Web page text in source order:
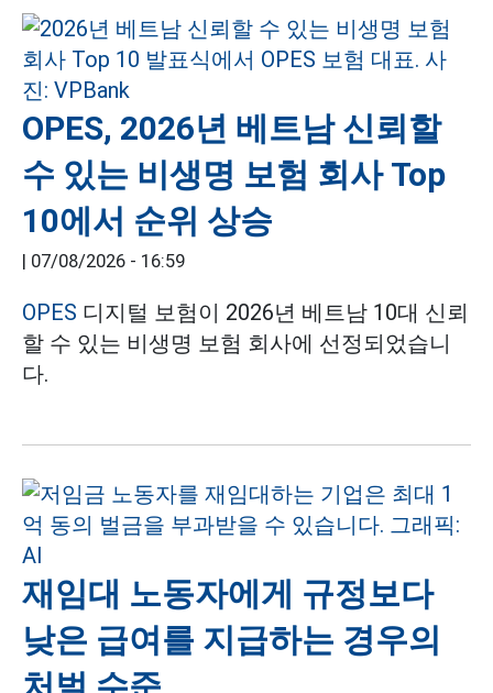
OPES, 2026년 베트남 신뢰할
수 있는 비생명 보험 회사 Top
10에서 순위 상승
| 07/08/2026 - 16:59
OPES 디지털 보험이 2026년 베트남 10대 신뢰
할 수 있는 비생명 보험 회사에 선정되었습니
다.
재임대 노동자에게 규정보다
낮은 급여를 지급하는 경우의